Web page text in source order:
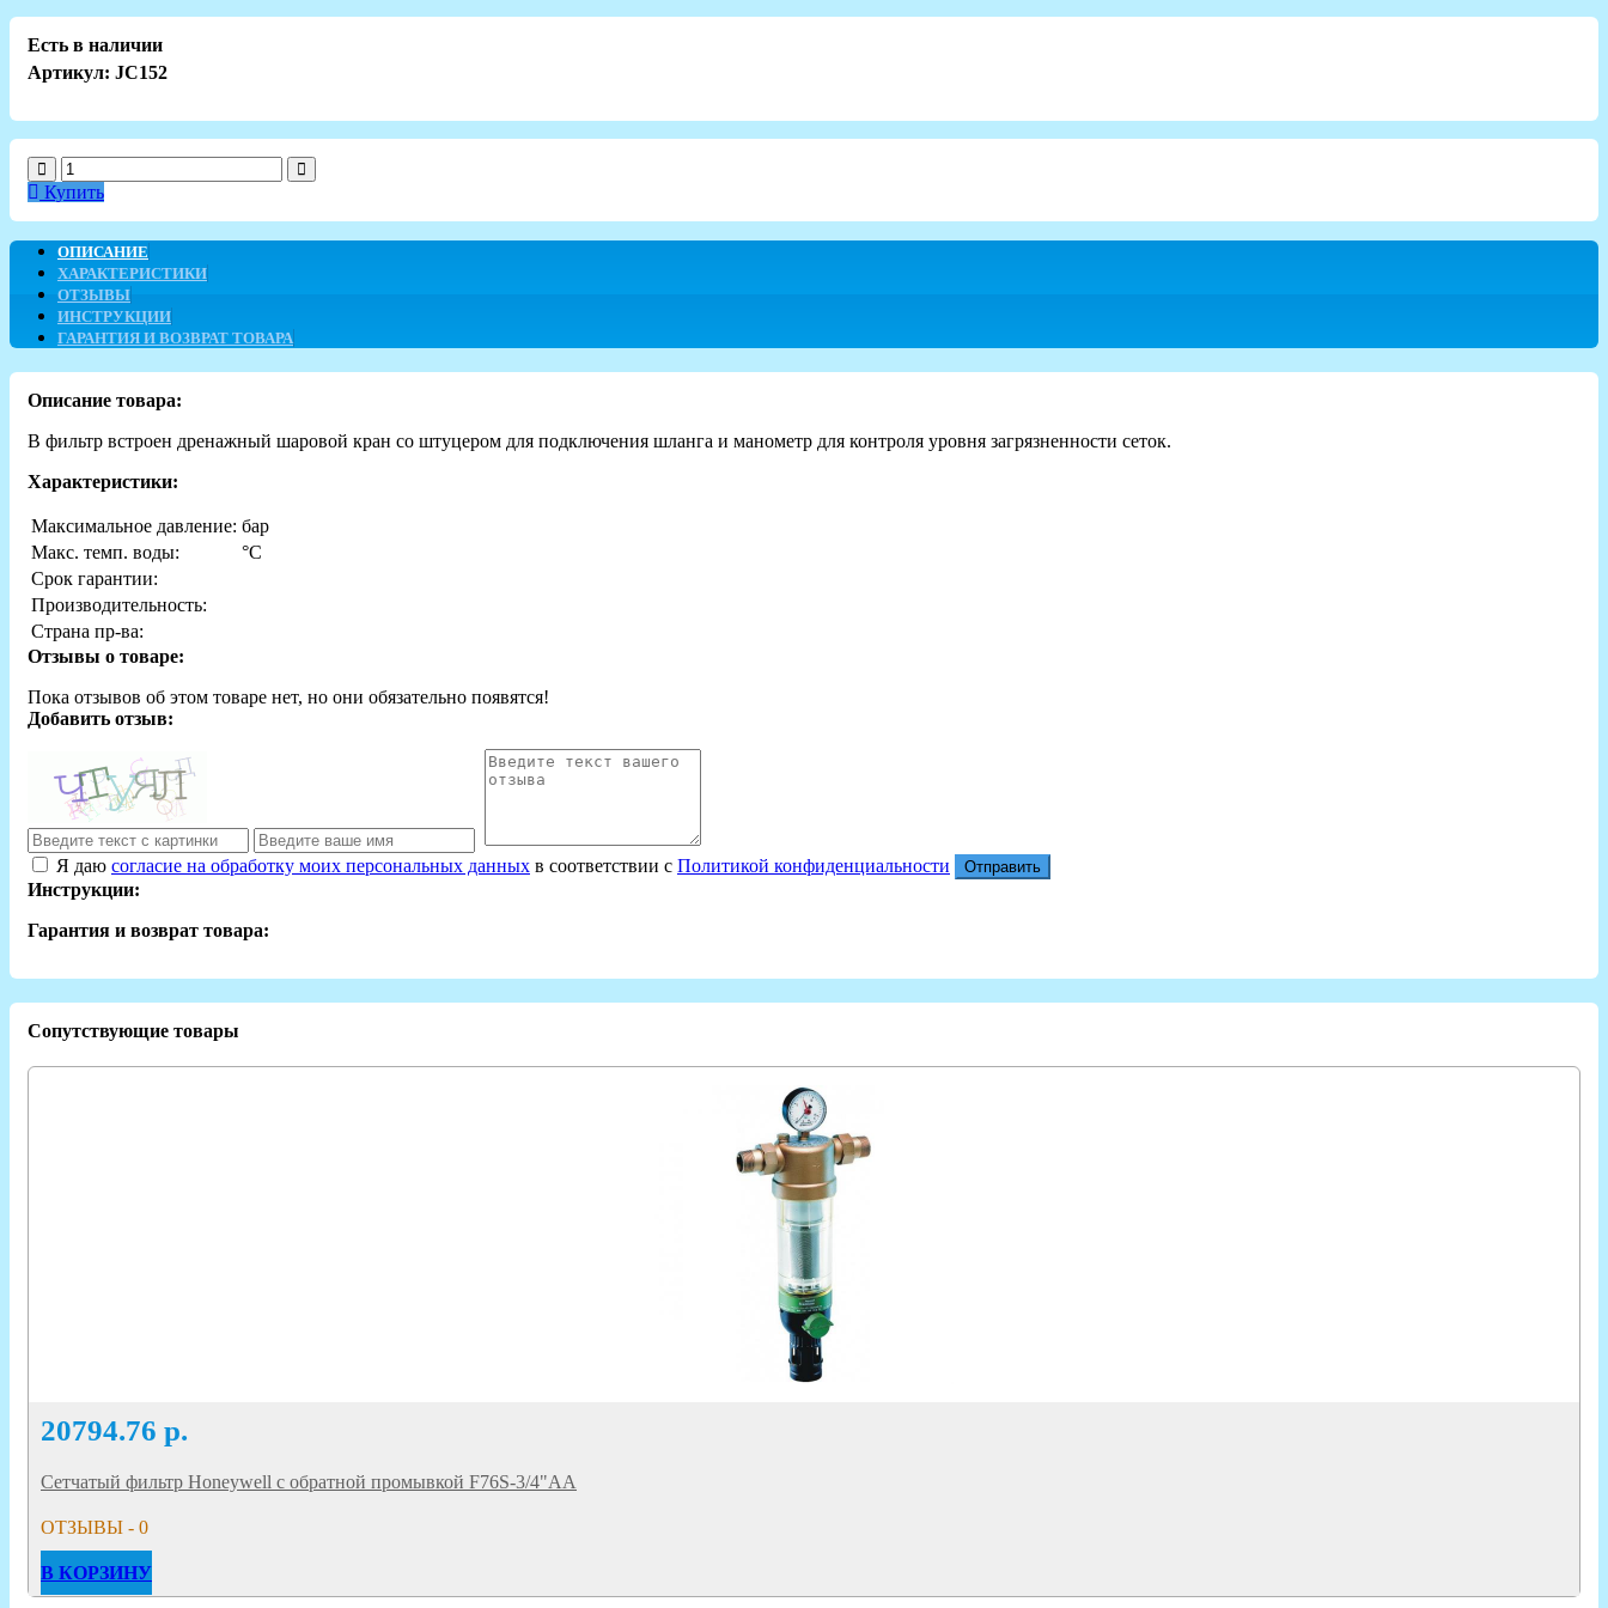
Есть в наличии
Артикул: JC152
Купить
ОПИСАНИЕ
ХАРАКТЕРИСТИКИ
ОТЗЫВЫ
ИНСТРУКЦИИ
ГАРАНТИЯ И ВОЗВРАТ ТОВАРА
Описание товара:
В фильтр встроен дренажный шаровой кран со штуцером для подключения шланга и манометр для контроля уровня загрязненности сеток.
Характеристики:
Максимальное давление: бар
Макс. темп. воды:
°С
Срок гарантии:
Производительность:
Страна пр-ва:
Отзывы о товаре:
Пока отзывов об этом товаре нет, но они обязательно появятся!
Добавить отзыв:
Я даю согласие на обработку моих персональных данных в соответствии с Политикой конфиденциальности Отправить
Инструкции:
Гарантия и возврат товара:
Сопутствующие товары
20794.76 р.
Сетчатый фильтр Honeywell с обратной промывкой F76S-3/4"AA
ОТЗЫВЫ - 0
В КОРЗИНУ